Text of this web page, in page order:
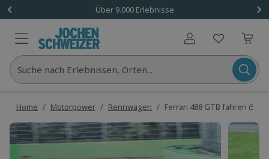
Über 9.000 Erlebnisse
Benutzerkonto
Suche nach Erlebnissen, Orten...
Home / Motorpower / Rennwagen / Ferrari 488 GTB fahren (5